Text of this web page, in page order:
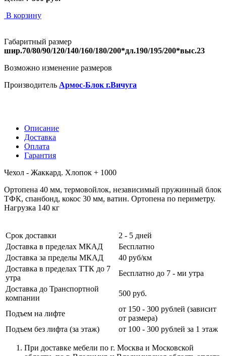
В корзину
Габаритный размер
шир.70/80/90/120/140/160/180/200*дл.190/195/200*выс.23
Возможно изменение размеров
Производитель Армос-Блок г.Вичуга
Описание
Доставка
Оплата
Гарантия
Чехол - Жаккард. Хлопок + 1000
Ортопена 40 мм, термовойлок, независимый пружинный блок
ТФК, спанбонд, кокос 30 мм, ватин. Ортопена по периметру.
Нагрузка 140 кг
Срок доставки
2 - 5 дней
Доставка в пределах МКАД
Бесплатно
Доставка за пределы МКАД
40 руб/км
Доставка в пределах ТТК до 7
утра
Бесплатно до 7 - ми утра
Доставка до Транспортной
компании
500 руб.
Подъем на лифте
от 150 - 300 рублей (зависит
от размера)
Подъем без лифта (за этаж)
от 100 - 300 рублей за 1 этаж
При доставке мебели по г. Москва и Московской